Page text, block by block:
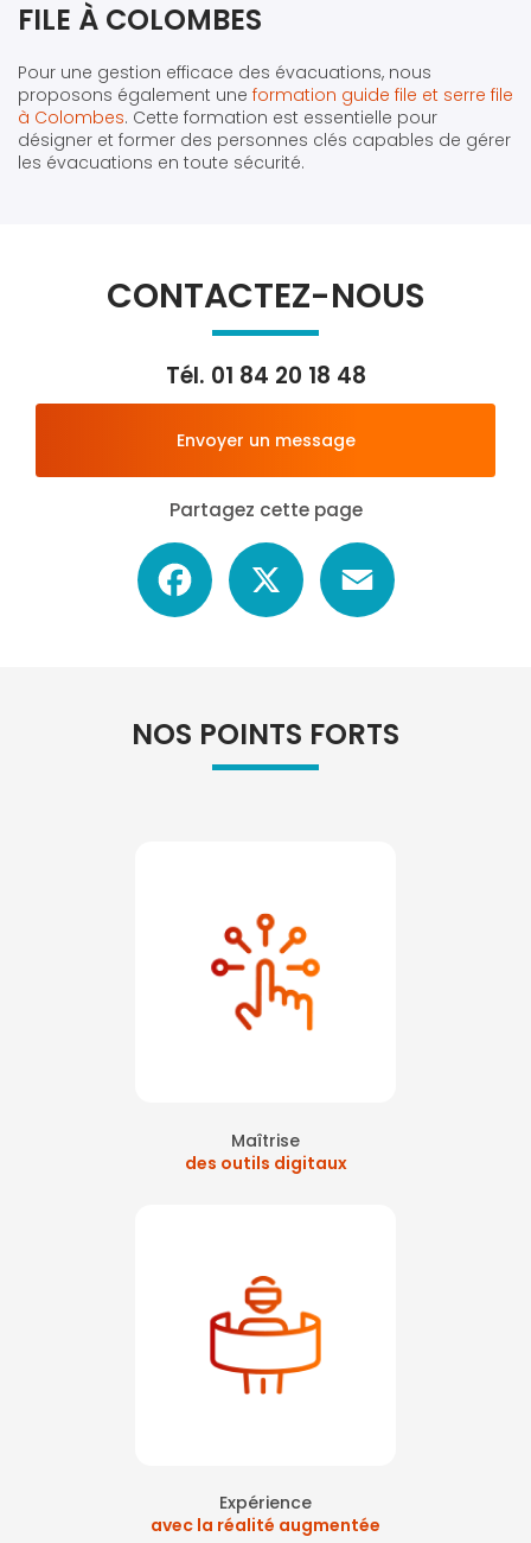
FILE À COLOMBES
Pour une gestion efficace des évacuations, nous
proposons également une formation guide file et serre file
à Colombes. Cette formation est essentielle pour
désigner et former des personnes clés capables de gérer
les évacuations en toute sécurité.
CONTACTEZ-NOUS
Tél. 01 84 20 18 48
Envoyer un message
Partagez cette page
Facebook
NOS POINTS FORTS
Maîtrise
des outils digitaux
Expérience
avec la réalité augmentée